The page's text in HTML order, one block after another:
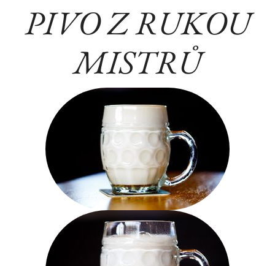
PIVO Z RUKOU
MISTRŮ